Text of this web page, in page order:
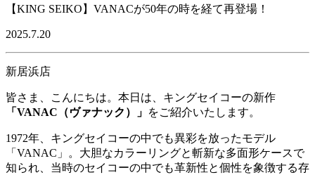
【KING SEIKO】VANACが50年の時を経て再登場！
2025.7.20
新居浜店
皆さま、こんにちは。本日は、キングセイコーの新作
「VANAC（ヴァナック）」 をご紹介いたします。
1972年、キングセイコーの中でも異彩を放ったモデル
「VANAC」。大胆なカラーリングと斬新な多面形ケースで
知られ、当時のセイコーの中でも革新性と個性を象徴する存